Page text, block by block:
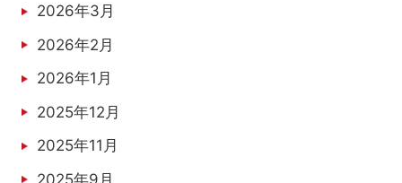
2026年3月
2026年2月
2026年1月
2025年12月
2025年11月
2025年9月